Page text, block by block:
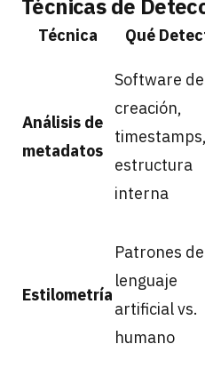
Técnicas de
Técnica Qué
Análisis de
metadatos
Software de
creación,
timestamps,
estructura
interna
Estilometría
Patrones de
lenguaje
artificial vs.
humano